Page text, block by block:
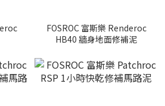
FOSROC 富斯樂 Renderoc
HB40 牆身地面修補泥